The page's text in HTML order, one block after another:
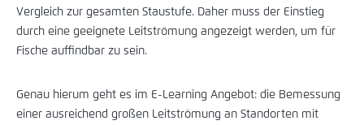
Vergleich zur gesamten Staustufe. Daher muss der Einstieg
durch eine geeignete Leitströmung angezeigt werden, um für
Fische auffindbar zu sein.
Genau hierum geht es im E-Learning Angebot: die Bemessung
einer ausreichend großen Leitströmung an Standorten mit